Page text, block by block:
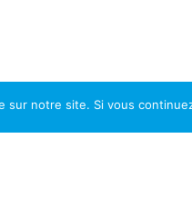
notre site. Si vous